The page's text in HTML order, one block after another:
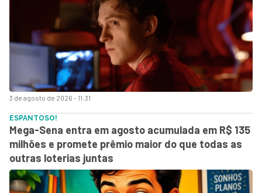
3 de agosto de 2026 - 11:31
ESPANTOSO!
Mega-Sena entra em agosto acumulada em R$ 135
milhões e promete prêmio maior do que todas as
outras loterias juntas